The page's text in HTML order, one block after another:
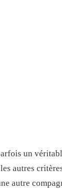
un
autres
autre